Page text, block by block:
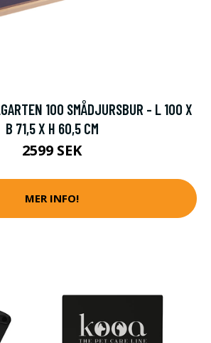
100 SMÅDJURSBUR - L 100 X
B 71,5 X H 60,5 CM
2599 SEK
MER INFO!